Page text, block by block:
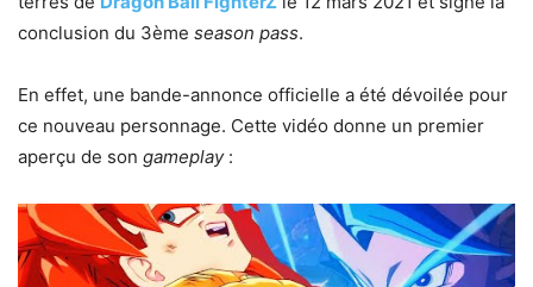
conclusion du 3ème season pass.
En effet, une bande-annonce officielle a été dévoilée pour
ce nouveau personnage. Cette vidéo donne un premier
aperçu de son gameplay: